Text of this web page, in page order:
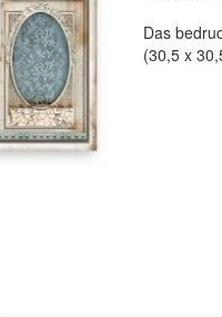
Das
(30,5 x